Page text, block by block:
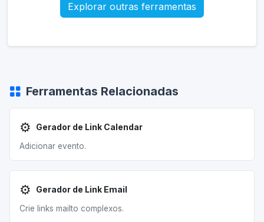
Explorar outras ferramentas
Ferramentas Relacionadas
⚙️ Gerador de Link Calendar
Adicionar evento.
⚙️ Gerador de Link Email
Crie links mailto complexos.